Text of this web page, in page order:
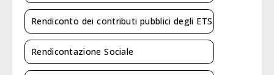
Rendiconto dei contributi pubblici degli ETS
Rendicontazione Sociale